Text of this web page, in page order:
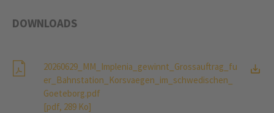
DOWNLOADS
20260629_MM_Implenia_gewinnt_Grossauftrag_fu
er_Bahnstation_Korsvaegen_im_schwedischen_
Goeteborg.pdf
[pdf, 289 Ko]